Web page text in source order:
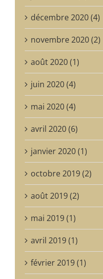
décembre 2020 (4)
novembre 2020 (2)
août 2020 (1)
juin 2020 (4)
mai 2020 (4)
avril 2020 (6)
janvier 2020 (1)
octobre 2019 (2)
août 2019 (2)
mai 2019 (1)
avril 2019 (1)
février 2019 (1)